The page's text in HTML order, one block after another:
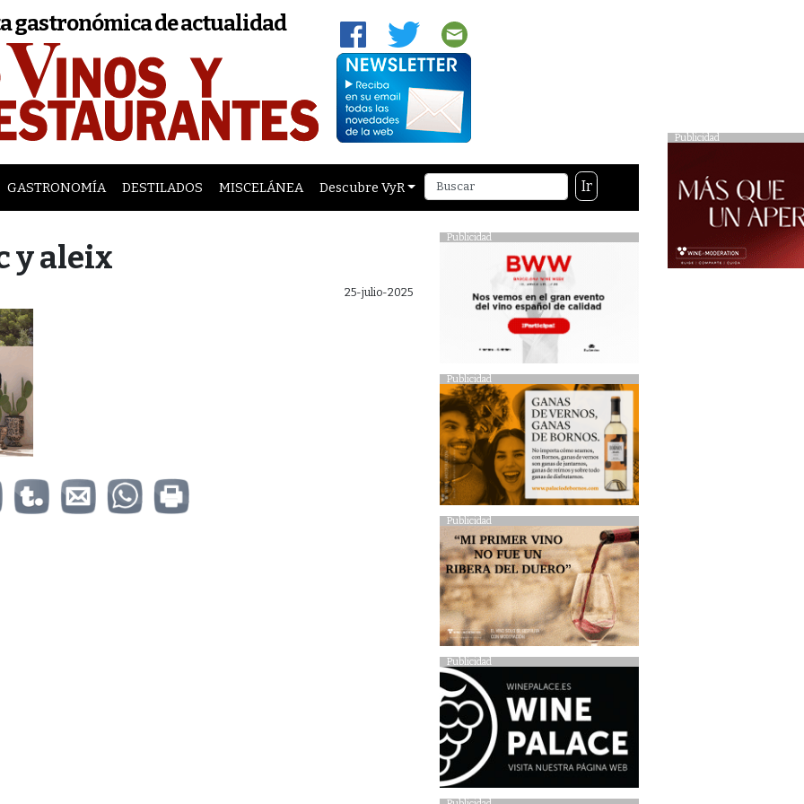
Publicidad
gastronómica de actualidad
GASTRONOMÍA DESTILADOS MISCELÁNEA Descubre VyR Ir
y aleix
25-julio-2025
Publicidad
Publicidad
Publicidad
Publicidad